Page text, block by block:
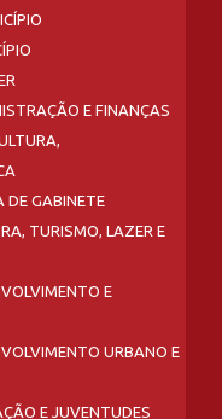
E FINANÇAS
DE GABINETE
TURISMO, LAZER E
E
URBANO E
E JUVENTUDES